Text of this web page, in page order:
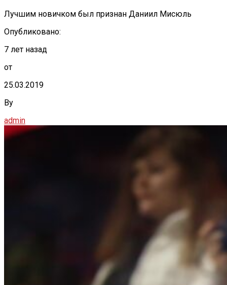
Лучшим новичком был признан Даниил Мисюль
Опубликовано:
7 лет назад
от
25.03.2019
By
admin